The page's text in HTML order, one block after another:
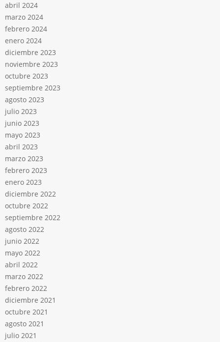
abril 2024
marzo 2024
febrero 2024
enero 2024
diciembre 2023
noviembre 2023
octubre 2023
septiembre 2023
agosto 2023
julio 2023
junio 2023
mayo 2023
abril 2023
marzo 2023
febrero 2023
enero 2023
diciembre 2022
octubre 2022
septiembre 2022
agosto 2022
junio 2022
mayo 2022
abril 2022
marzo 2022
febrero 2022
diciembre 2021
octubre 2021
agosto 2021
julio 2021